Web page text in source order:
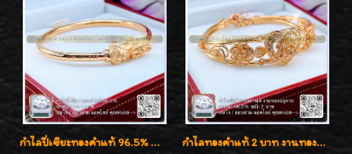
กำไลปี่เซียะทองคำแท้ 96.5% น้ำหนัก 1 บาท เสริมโชคลาภ กำไลทองคำแท้ 2 บาท งานทองฉลุลาย ดีไซน์หรูหรา สวยคลาสสิค